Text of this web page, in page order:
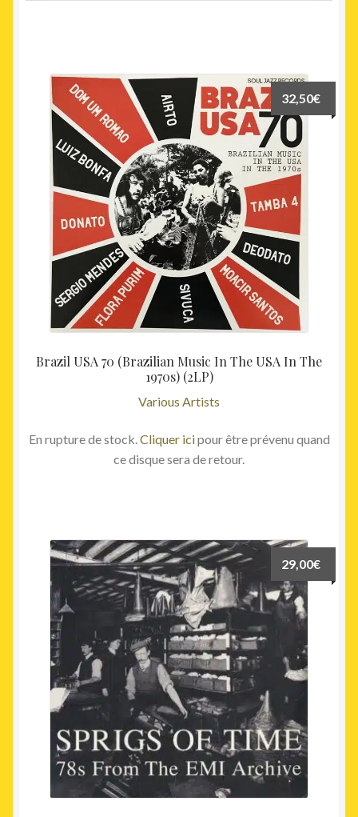
Brazil USA 70 (Brazilian Music In The USA In The
1970s) (2LP)
Various Artists
32,50€
En rupture de stock.Cliquer icipour être prévenu quand
ce disque sera de retour.
29,00€